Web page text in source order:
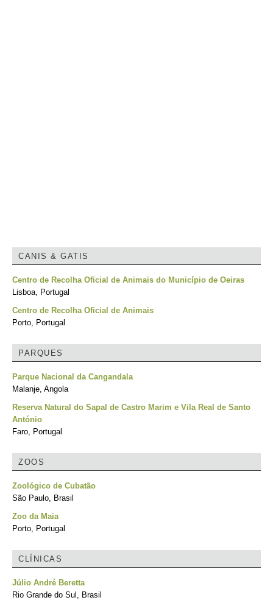
CANIS & GATIS
Centro de Recolha Oficial de Animais do Município de Oeiras
Lisboa, Portugal
Centro de Recolha Oficial de Animais
Porto, Portugal
PARQUES
Parque Nacional da Cangandala
Malanje, Angola
Reserva Natural do Sapal de Castro Marim e Vila Real de Santo
António
Faro, Portugal
ZOOS
Zoológico de Cubatão
São Paulo, Brasil
Zoo da Maia
Porto, Portugal
CLÍNICAS
Júlio André Beretta
Rio Grande do Sul, Brasil